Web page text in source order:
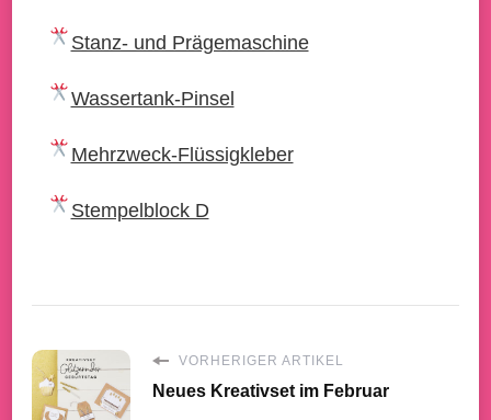
Stanz- und Prägemaschine
Wassertank-Pinsel
Mehrzweck-Flüssigkleber
Stempelblock D
VORHERIGER ARTIKEL
Neues Kreativset im Februar